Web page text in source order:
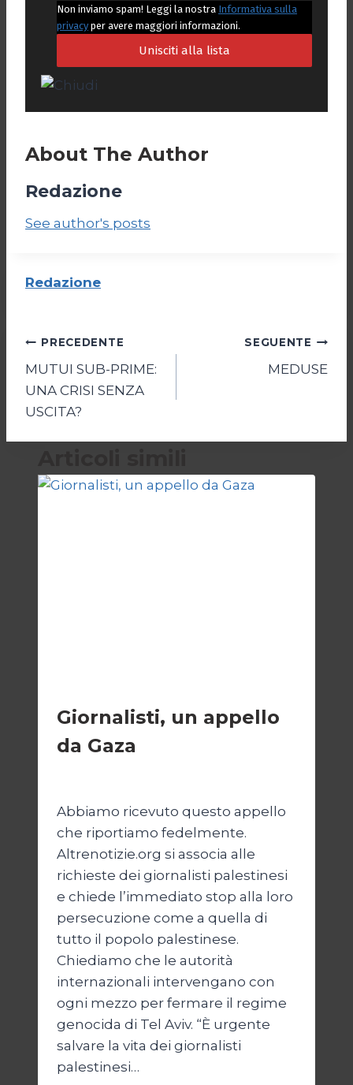
Non inviamo spam! Leggi la nostra Informativa sulla
privacy per avere maggiori informazioni.
About The Author
Redazione
See author's posts
Redazione
Navigazione
articoli
PRECEDENTE
MUTUI SUB-PRIME:
UNA CRISI SENZA
USCITA?
SEGUENTE
MEDUSE
Giornalisti, un appello
da Gaza
Abbiamo ricevuto questo appello
che riportiamo fedelmente.
Altrenotizie.org si associa alle
richieste dei giornalisti palestinesi
e chiede l’immediato stop alla loro
persecuzione come a quella di
tutto il popolo palestinese.
Chiediamo che le autorità
internazionali intervengano con
ogni mezzo per fermare il regime
genocida di Tel Aviv. “È urgente
salvare la vita dei giornalisti
palestinesi…